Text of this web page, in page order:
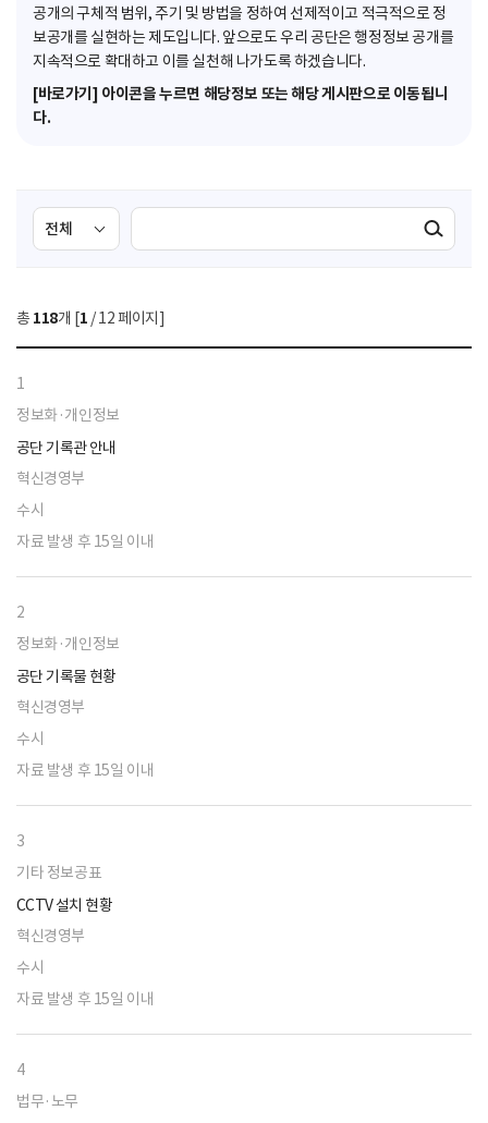
공개의 구체적 범위, 주기 및 방법을 정하여 선제적이고 적극적으로 정
보공개를 실현하는 제도입니다. 앞으로도 우리 공단은 행정정보 공개를
지속적으로 확대하고 이를 실천해 나가도록 하겠습니다.
[바로가기] 아이콘을 누르면 해당정보 또는 해당 게시판으로 이동됩니
다.
검
색
선
택
색
검색실행
총 118개 [1 / 12 페이지]
1
정보화·개인정보
공단 기록관 안내
혁신경영부
수시
자료 발생 후 15일 이내
2
정보화·개인정보
공단 기록물 현황
혁신경영부
수시
자료 발생 후 15일 이내
3
기타 정보공표
CCTV 설치 현황
혁신경영부
수시
자료 발생 후 15일 이내
4
법무·노무